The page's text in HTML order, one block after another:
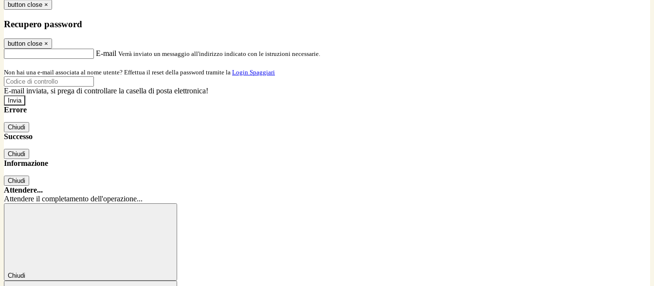
button close ×
Recupero password
button close ×
E-mail Verrà inviato un messaggio all'indirizzo indicato con le istruzioni necessarie.
Non hai una e-mail associata al nome utente? Effettua il reset della password tramite la Login Spaggiari
E-mail inviata, si prega di controllare la casella di posta elettronica!
Errore
Chiudi
Successo
Chiudi
Informazione
Chiudi
Attendere...
Attendere il completamento dell'operazione...
Chiudi